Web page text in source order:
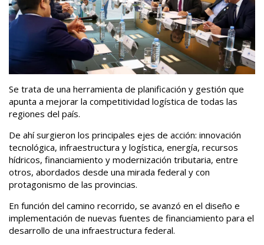
Se trata de una herramienta de planificación y gestión que
apunta a mejorar la competitividad logística de todas las
regiones del país.
De ahí surgieron los principales ejes de acción: innovación
tecnológica, infraestructura y logística, energía, recursos
hídricos, financiamiento y modernización tributaria, entre
otros, abordados desde una mirada federal y con
protagonismo de las provincias.
En función del camino recorrido, se avanzó en el diseño e
implementación de nuevas fuentes de financiamiento para el
desarrollo de una infraestructura federal.